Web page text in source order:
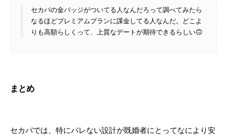
セカパの金バッジがついてる人なんだろって調べてみたら
なるほどプレミアムプランに課金してる人なんだ。どこよ
りも高額らしくって、上質なデートが期待できるらしい🙃
まとめ
セカパでは、特にバレない設計が既婚者にとってなにより安